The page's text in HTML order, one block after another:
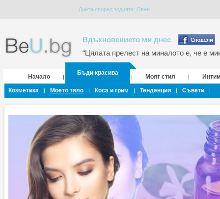
Диета според зодията: Овен
Вдъхновението ми днес
“Цялата прелест на миналото е, че е
Начало |
Бъди красива
| Моят стил |
Козметика
| Моето тяло | Коса и грим | Тенденции | Съвети |